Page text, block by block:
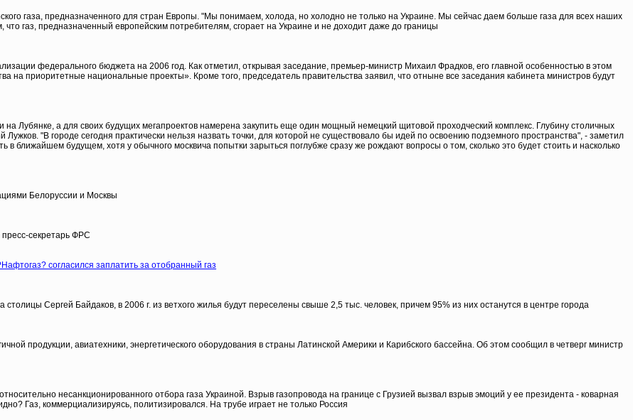
газа, предназначенного для стран Европы. "Мы понимаем, холода, но холодно не только на Украине. Мы сейчас даем больше газа для всех наших
газ, предназначенный европейским потребителям, сгорает на Украине и не доходит даже до границы
федерального бюджета на 2006 год. Как отметил, открывая заседание, премьер-министр Михаил Фрадков, его главной особенностью в этом
на приоритетные национальные проекты». Кроме того, председатель правительства заявил, что отныне все заседания кабинета министров будут
Лубянке, а для своих будущих мегапроектов намерена закупить еще один мощный немецкий щитовой проходческий комплекс. Глубину столичных
"В городе сегодня практически нельзя назвать точки, для которой не существовало бы идей по освоению подземного пространства", - заметил
ближайшем будущем, хотя у обычного москвича попытки зарыться поглубже сразу же рождают вопросы о том, сколько это будет стоить и насколько
Белоруссии и Москвы
секретарь ФРС
согласился заплатить за отобранный газ
Сергей Байдаков, в 2006 г. из ветхого жилья будут переселены свыше 2,5 тыс. человек, причем 95% из них останутся в центре города
продукции, авиатехники, энергетического оборудования в страны Латинской Америки и Карибского бассейна. Об этом сообщил в четверг министр
несанкционированного отбора газа Украиной. Взрыв газопровода на границе с Грузией вызвал взрыв эмоций у ее президента - коварная
Газ, коммерциализируясь, политизировался. На трубе играет не только Россия